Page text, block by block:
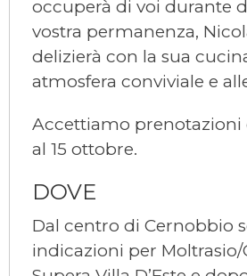
occuperà di voi durante
vostra permanenza,
delizierà con la sua
atmosfera conviviale e
Accettiamo prenotazioni
al 15 ottobre.
DOVE
Dal centro di Cernobbio
indicazioni per Moltrasio/